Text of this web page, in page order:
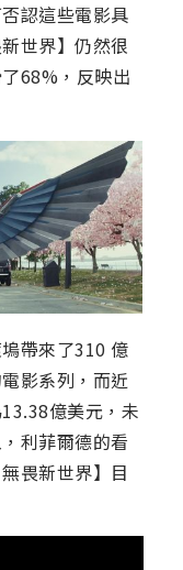
認這些電影具
世界】仍然很
68%，反映出
帶來了310 億
影系列，而近
億美元，未
利菲爾德的看
畏新世界】目